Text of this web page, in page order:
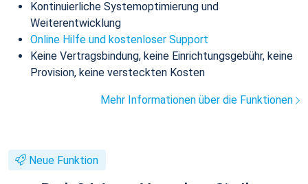
Kontinuierliche Systemoptimierung und
Weiterentwicklung
Online Hilfe und kostenloser Support
Keine Vertragsbindung, keine Einrichtungsgebühr, keine
Provision, keine versteckten Kosten
Mehr Informationen über die Funktionen
Neue Funktion